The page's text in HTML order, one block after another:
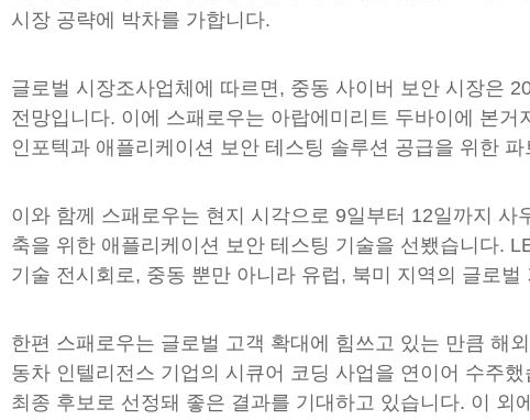
시장 공략에 박차를 가합니다.
글로벌 시장조사업체에 따르면, 중동 사이버 보안 시장은
전망입니다. 이에 스패로우는 아랍에미리트 두바이에 본
인포텍과 애플리케이션 보안 테스팅 솔루션 공급을 위한
이와 함께 스패로우는 현지 시각으로 9일부터 12일까지
축을 위한 애플리케이션 보안 테스팅 기술을 선뵀습니다.
기술 전시회로, 중동 뿐만 아니라 유럽, 북미 지역의 글로
한편 스패로우는 글로벌 고객 확대에 힘쓰고 있는 만큼 해
동차 인텔리전스 기업의 시큐어 코딩 사업을 연이어 수주
최종 후보로 선정돼 좋은 결과를 기대하고 있습니다. 이